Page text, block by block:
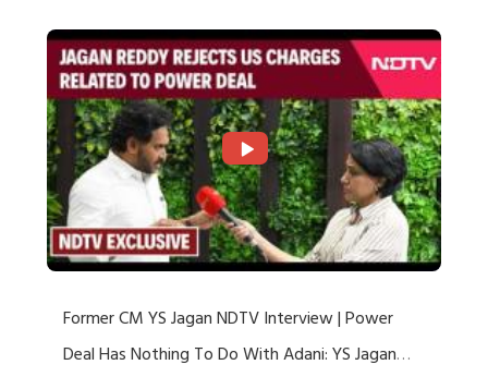
Former CM YS Jagan NDTV Interview | Power
Deal Has Nothing To Do With Adani: YS Jagan